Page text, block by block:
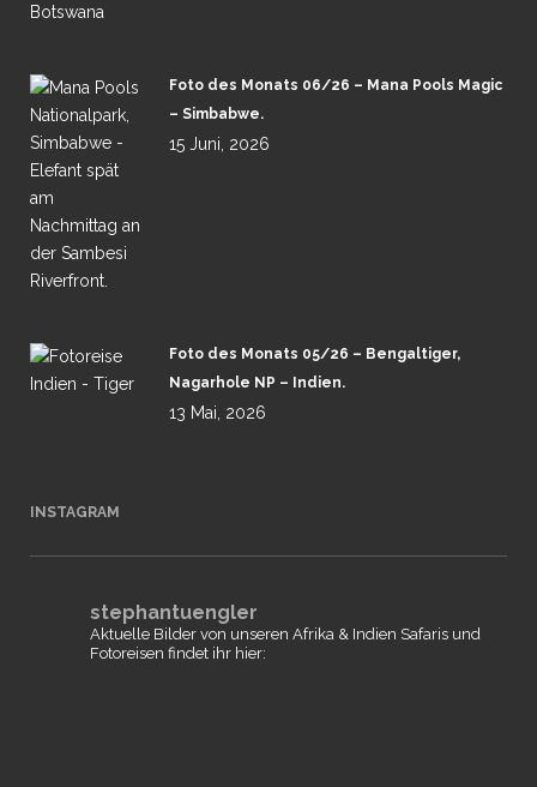
Foto des Monats 06/26 – Mana Pools Magic
– Simbabwe.
15 Juni, 2026
Foto des Monats 05/26 – Bengaltiger,
Nagarhole NP – Indien.
13 Mai, 2026
INSTAGRAM
stephantuengler
Aktuelle Bilder von unseren Afrika & Indien Safaris und
Fotoreisen findet ihr hier: